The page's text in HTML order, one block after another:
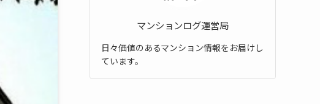
マンションログ運営局
日々価値のあるマンション情報をお届けし
ています。